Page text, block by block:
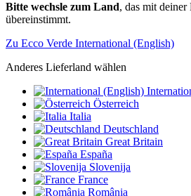
Bitte wechsle zum Land, das mit deiner
übereinstimmt.
Zu Ecco Verde International (English)
Anderes Lieferland wählen
Österreich
Italia
Deutschland
Great Britain
España
Slovenija
France
România